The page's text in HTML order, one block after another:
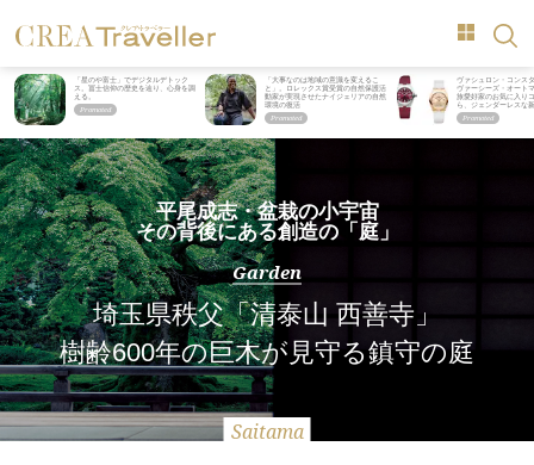
「星のや富士」でデジタルデトック
ス。冨士信仰の歴史を辿り、心身を調
える。
「大事なのは地域の意識を変えるこ
と」。ロレックス賞受賞の自然保護活
動家が実現させたナイジェリアの自然
環境の復活
ヴァシュロン・コンス
ヴァーシーズ・オート
旅愛好家のお気に入り
ら、ジェンダーレスな
平尾成志・盆栽の小宇宙
その背後にある創造の「庭」
Garden
埼玉県秩父「清泰山 西善寺」
樹齢600年の巨木が見守る鎮守の庭
Saitama